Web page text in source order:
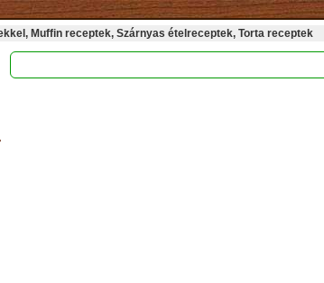
Muffin receptek, Szárnyas ételreceptek, Torta receptek